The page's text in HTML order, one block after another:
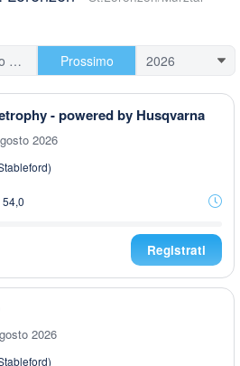
Lo scorso mese Prossimo
- powered by Husqvarna
2026
Registrati
2026